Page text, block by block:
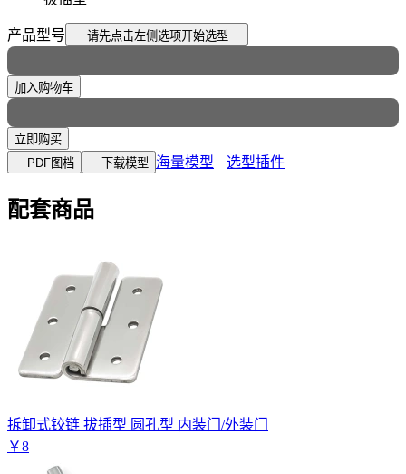
产品型号 请先点击左侧选项开始选型
加入购物车
立即购买
PDF图档
下载模型 海量模型 选型插件
配套商品
拆卸式铰链 拔插型 圆孔型 内装门/外装门
￥8